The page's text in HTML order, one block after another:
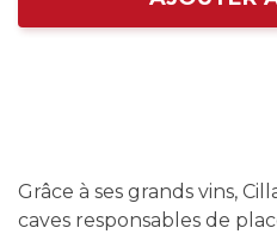
Grâce à ses grands vins,
caves responsables de